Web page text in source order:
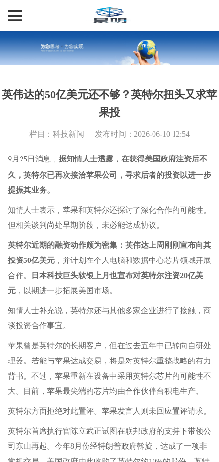
英伟达的50亿美元还不够？英特尔扭头又求苹
果投
栏目：科技新闻 发布时间：2026-06-10 12:54
9月 25 日消息， 据知情人士透露，在获得美国政府注资后不
久，英特尔已再次接洽苹果公司，寻求后者的投资以进一步
提振其业务。
知情人士表示，苹果和英特尔还探讨了深化合作的可能性。
但相关谈判尚处早期阶段，未必能达成协议。
英特尔近期的融资动作颇为密集：英伟达上周刚刚宣布向其
投资50亿美元，并计划在个人电脑和数据中心芯片领域开展
合作。
日本科技巨头软银上月也宣布对英特尔注资20亿美
元，以期进一步拓展美国市场。
知情人士补充说，英特尔还与其他多家企业进行了接触，商
谈投资合作事宜。
苹果曾是英特尔的长期客户，但在过去五年中已转向自研处
理器。若能与苹果达成交易，将是对英特尔重整战略的有力
背书。不过，苹果重新在设备中采用英特尔芯片的可能性不
大。目前，苹果最尖端的芯片均由合作伙伴台积电生产。
英特尔方面拒绝对此置评。苹果发言人则未回应置评请求。
英特尔首席执行官陈立武正试图在联邦政府的支持下带领公
司东山再起。今年8月份经特朗普政府斡旋，达成了一项非